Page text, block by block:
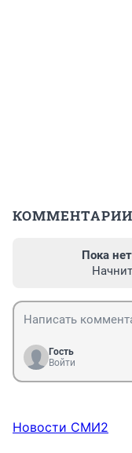
КОММЕНТАРИИ
Пока
Гость
Войти
Новости СМИ2